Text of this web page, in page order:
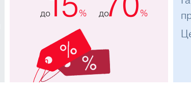
до % до %